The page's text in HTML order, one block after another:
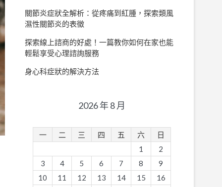
關節炎症狀全解析：從疼痛到紅腫，探索類風
濕性關節炎的表徵
探索線上諮商的好處！一篇教你如何在家也能
輕鬆享受心理諮詢服務
身心科症狀的解決方法
2026 年 8 月
一 二 三 四 五 六
日
1
2
3
4 5 6 7 8
9
10
11 12 13 14 15
16